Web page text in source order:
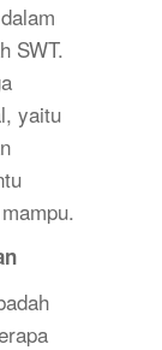
SWT.
yaitu